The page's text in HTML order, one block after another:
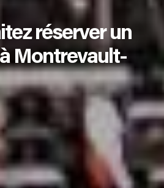
réserver un
Montrevault-